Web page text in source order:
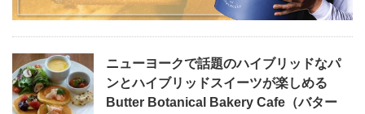
ニューヨークで話題のハイブリッドなパ
ンとハイブリッドスイーツが楽しめる
Butter Botanical Bakery Cafe（バター